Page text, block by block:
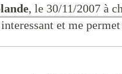
, le 30/11/2007 à
et me